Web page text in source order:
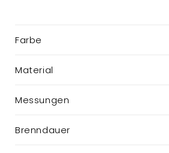
Farbe
Material
Messungen
Brenndauer